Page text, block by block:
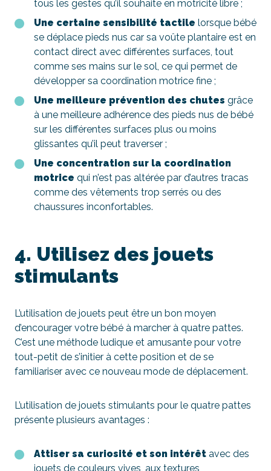
tous les gestes qu’il souhaite en motricité libre ;
Une certaine sensibilité tactile lorsque bébé
se déplace pieds nus car sa voûte plantaire est en
contact direct avec différentes surfaces, tout
comme ses mains sur le sol, ce qui permet de
développer sa coordination motrice fine ;
Une meilleure prévention des chutes grâce
à une meilleure adhérence des pieds nus de bébé
sur les différentes surfaces plus ou moins
glissantes qu’il peut traverser ;
Une concentration sur la coordination
motrice qui n’est pas altérée par d’autres tracas
comme des vêtements trop serrés ou des
chaussures inconfortables.
4. Utilisez des jouets
stimulants
L’utilisation de jouets peut être un bon moyen
d’encourager votre bébé à marcher à quatre pattes.
C’est une méthode ludique et amusante pour votre
tout-petit de s’initier à cette position et de se
familiariser avec ce nouveau mode de déplacement.
L’utilisation de jouets stimulants pour le quatre pattes
présente plusieurs avantages :
Attiser sa curiosité et son intérêt avec des
jouets de couleurs vives, aux textures